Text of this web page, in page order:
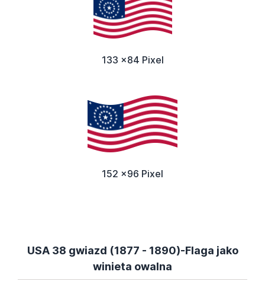
133 x84 Pixel
152 x96 Pixel
USA 38 gwiazd (1877 - 1890)-Flaga jako
winieta owalna